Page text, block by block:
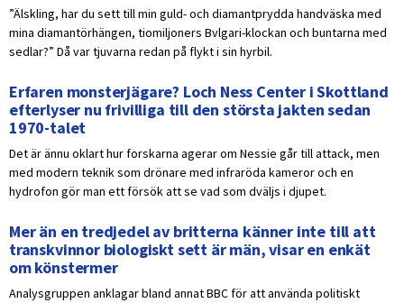
”Älskling, har du sett till min guld- och diamantprydda handväska med
mina diamantörhängen, tiomiljoners Bvlgari-klockan och buntarna med
sedlar?” Då var tjuvarna redan på flykt i sin hyrbil.
Erfaren monsterjägare? Loch Ness Center i Skottland
efterlyser nu frivilliga till den största jakten sedan
1970-talet
Det är ännu oklart hur forskarna agerar om Nessie går till attack, men
med modern teknik som drönare med infraröda kameror och en
hydrofon gör man ett försök att se vad som dväljs i djupet.
Mer än en tredjedel av britterna känner inte till att
transkvinnor biologiskt sett är män, visar en enkät
om könstermer
Analysgruppen anklagar bland annat BBC för att använda politiskt